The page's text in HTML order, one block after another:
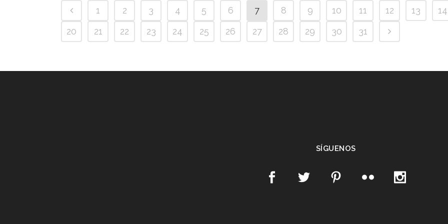
1 2 3 4 5 6 7 8 9 10 11 12 13 14
20
21 22 23 24 25 26 27 28 29 30 31
SÍGUENOS